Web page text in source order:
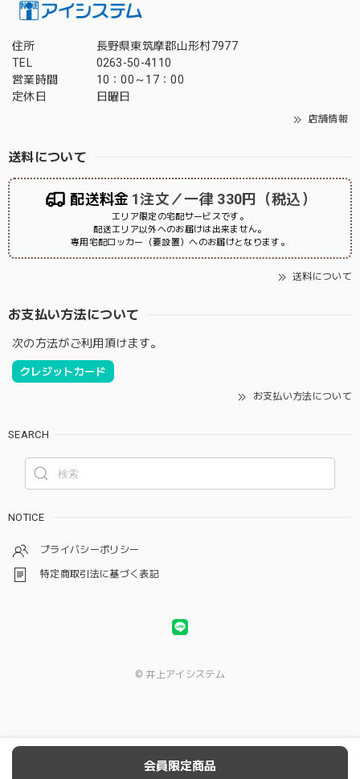
住所
長野県東筑摩郡山形村7977
TEL
0263-50-4110
営業時間
10：00～17：00
定休日
日曜日
店舗情報
送料について
配送料金 1注文／一律 330円（税込）
エリア限定の宅配サービスです。
配送エリア以外へのお届けは出来ません。
専用宅配ロッカー（要設置）へのお届けとなります。
送料について
お支払い方法について
次の方法がご利用頂けます。
クレジットカード
お支払い方法について
SEARCH
NOTICE
プライバシーポリシー
特定商取引法に基づく表記
© 井上アイシステム
会員限定商品